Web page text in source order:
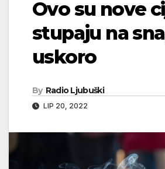
Ovo su nove
stupaju na
uskoro
By Radio Ljubuški
LIP 20, 2022